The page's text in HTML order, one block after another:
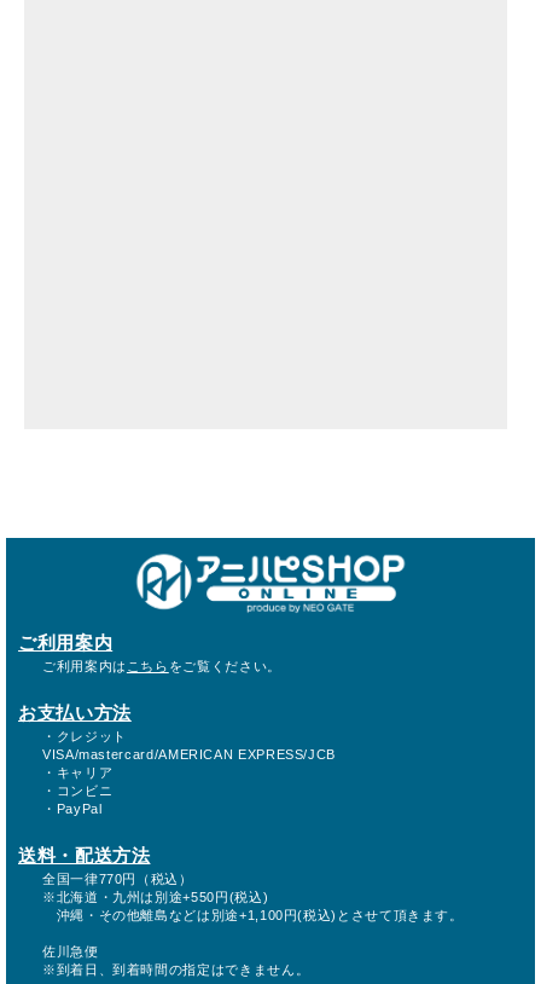
ご利用案内
ご利用案内は こちら をご覧ください。
お支払い方法
・クレジット
VISA/mastercard/AMERICAN EXPRESS/JCB
・キャリア
・コンビニ
・PayPal
送料・配送方法
全国一律770円（税込）
※北海道・九州は別途+550円(税込)
沖縄・その他離島などは別途+1,100円(税込)とさせて頂きます。
佐川急便
※到着日、到着時間の指定はできません。